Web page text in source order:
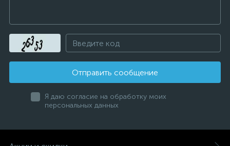
Отправить сообщение
Я даю согласие на обработку моих
персональных данных